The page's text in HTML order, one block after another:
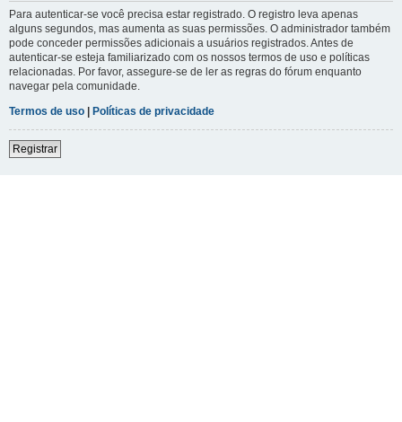
Para autenticar-se você precisa estar registrado. O registro leva apenas
alguns segundos, mas aumenta as suas permissões. O administrador também
pode conceder permissões adicionais a usuários registrados. Antes de
autenticar-se esteja familiarizado com os nossos termos de uso e políticas
relacionadas. Por favor, assegure-se de ler as regras do fórum enquanto
navegar pela comunidade.
Termos de uso | Políticas de privacidade
Registrar